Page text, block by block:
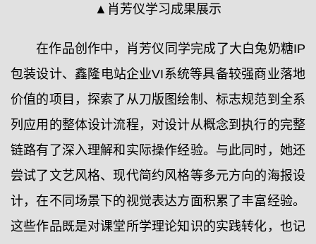
▲肖芳仪学习成果展示
在作品创作中，肖芳仪同学完成了大白兔奶糖IP
包装设计、鑫隆电站企业VI系统等具备较强商业落地
价值的项目，探索了从刀版图绘制、标志规范到全系
列应用的整体设计流程，对设计从概念到执行的完整
链路有了深入理解和实际操作经验。与此同时，她还
尝试了文艺风格、现代简约风格等多元方向的海报设
计，在不同场景下的视觉表达方面积累了丰富经验。
这些作品既是对课堂所学理论知识的实践转化，也记